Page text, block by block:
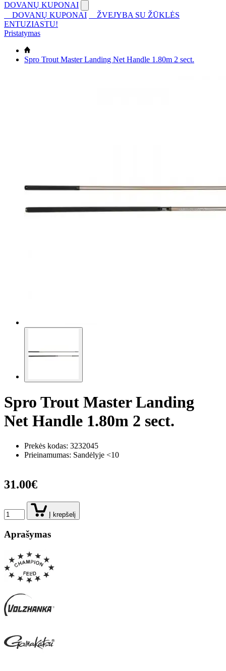
DOVANŲ KUPONAI
DOVANŲ KUPONAI
ŽVEJYBA SU ŽŪKLĖS
ENTUZIASTU!
Pristatymas
Spro Trout Master Landing Net Handle 1.80m 2 sect.
Spro Trout Master Landing
Net Handle 1.80m 2 sect.
Prekės kodas: 3232045
Prieinamumas: Sandėlyje <10
31.00€
Į krepšelį
Aprašymas